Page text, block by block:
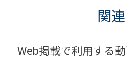
関
Web掲載で利用する